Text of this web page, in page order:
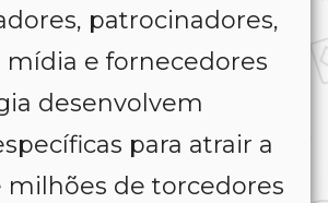
patrocinadores,
mídia e fornecedores
desenvolvem
para atrair a
milhões de torcedores